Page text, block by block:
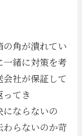
角が潰れてい
緒に対策を考
社が保証して
てき
ならないの
らないのか苛